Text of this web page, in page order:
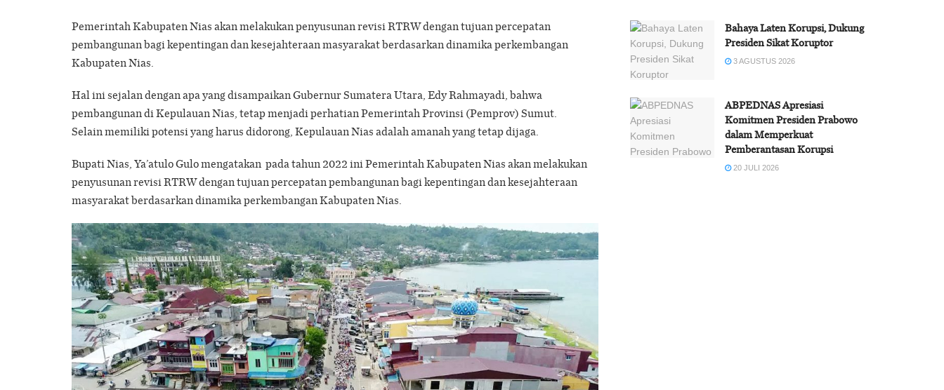
Pemerintah Kabupaten Nias akan melakukan penyusunan revisi RTRW dengan tujuan percepatan
pembangunan bagi kepentingan dan kesejahteraan masyarakat berdasarkan dinamika perkembangan
Kabupaten Nias.
Hal ini sejalan dengan apa yang disampaikan Gubernur Sumatera Utara, Edy Rahmayadi, bahwa
pembangunan di Kepulauan Nias, tetap menjadi perhatian Pemerintah Provinsi (Pemprov) Sumut.
Selain memiliki potensi yang harus didorong, Kepulauan Nias adalah amanah yang tetap dijaga.
Bupati Nias, Ya’atulo Gulo mengatakan pada tahun 2022 ini Pemerintah Kabupaten Nias akan melakukan
penyusunan revisi RTRW dengan tujuan percepatan pembangunan bagi kepentingan dan kesejahteraan
masyarakat berdasarkan dinamika perkembangan Kabupaten Nias.
Bahaya Laten Korupsi, Dukung
Presiden Sikat Koruptor
3 AGUSTUS 2026
ABPEDNAS Apresiasi
Komitmen Presiden Prabowo
dalam Memperkuat
Pemberantasan Korupsi
20 JULI 2026